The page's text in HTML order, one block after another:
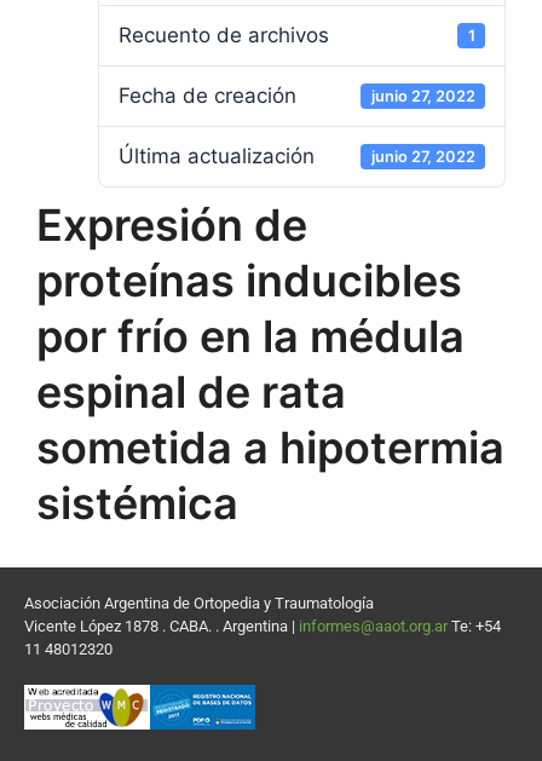
Recuento de archivos 1
Fecha de creación junio 27, 2022
Última actualización junio 27, 2022
Expresión de
proteínas inducibles
por frío en la médula
espinal de rata
sometida a hipotermia
sistémica
Asociación Argentina de Ortopedia y Traumatología
Vicente López 1878 . CABA. . Argentina | informes@aaot.org.ar Te: +54
11 48012320